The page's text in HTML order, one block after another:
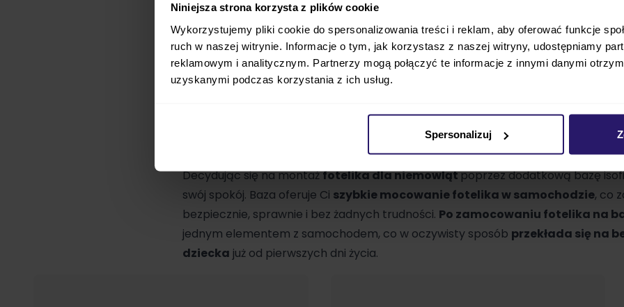
Niniejsza strona korzysta z plików cookie
Wykorzystujemy pliki cookie do spersonalizowania treści i reklam, aby oferować funkcje
ruch w naszej witrynie. Informacje o tym, jak korzystasz z naszej witryny, udostępniamy
reklamowym i analitycznym. Partnerzy mogą połączyć te informacje z innymi danymi
uzyskanymi podczas korzystania z ich usług.
Spersonalizuj
Bazazapewni Ci również spokój podczas każdej podróży
maluszek jest w niebezpieczeństwie w chwili kolizji. Ponadtobaza zapewni
fotelikai zadba o to, by zawsze był maksymalnie bezpieczny dla dziecka.
stabilizującejodpowiada za to, byś jak najlepiej dopasował ją do swojego
odpowiednio zamocowana , co jest kluczowe. Montaż fotelika odbywa się
Dbanie o bezpieczne podróże dziecka tonieodłączny element codziennego
Decydując się na montażfotelika dla niemowlątpoprzez dodatkową bazę
swój spokój. Baza oferuje Ci szybkie mocowanie fotelika w samochodzie, co
bezpiecznie, sprawnie i bez żadnych trudności. Po zamocowaniu fotelika na
jednym elementem z samochodem, co w oczywisty sposób przekłada się na
dziecka już od pierwszych dni życia.